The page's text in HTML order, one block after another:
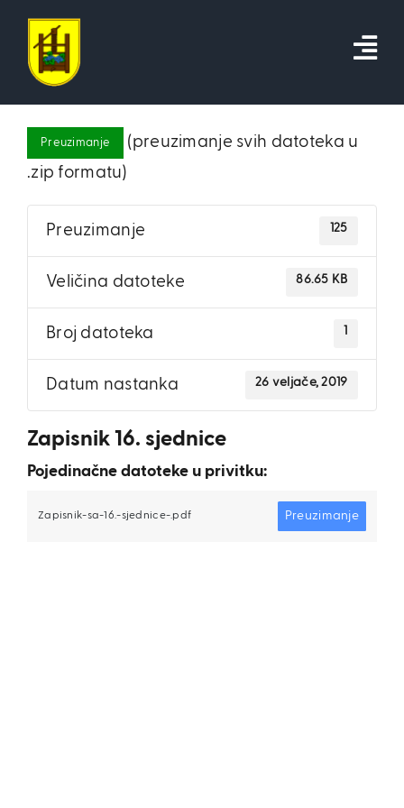
content
Preuzimanje
(preuzimanje svih datoteka u
.zip formatu)
Preuzimanje 125
Veličina datoteke 86.65 KB
Broj datoteka 1
Datum nastanka 26 veljače, 2019
Zapisnik 16. sjednice
Pojedinačne datoteke u privitku:
Zapisnik-sa-16.-sjednice-.pdf Preuzimanje